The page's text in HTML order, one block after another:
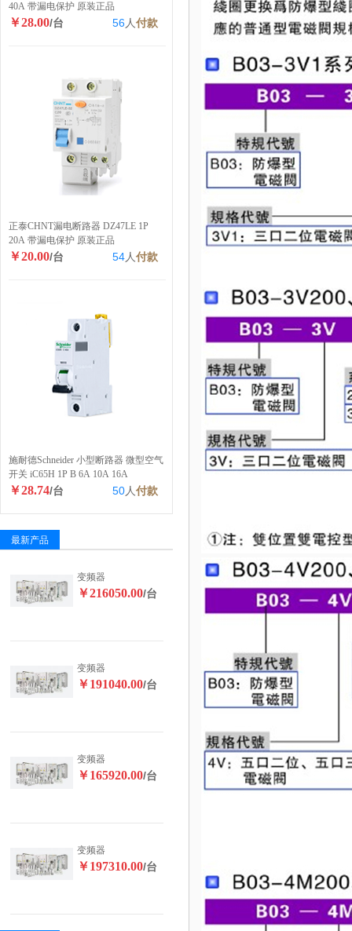
40A 带漏电保护 原装正品
￥28.00/台 56人付款
正泰CHNT漏电断路器 DZ47LE 1P
20A 带漏电保护 原装正品
￥20.00/台 54人付款
施耐德Schneider 小型断路器 微型空气
开关 iC65H 1P B 6A 10A 16A
￥28.74/台 50人付款
最新产品
变频器
￥216050.00/台
变频器
￥191040.00/台
变频器
￥165920.00/台
变频器
￥197310.00/台